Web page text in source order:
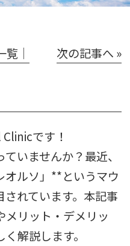
覧│ 次の記事へ »
です！
いませんか？最近、
ルソ」**というマウ
れています。本記事
リット・デメリッ
解説します。